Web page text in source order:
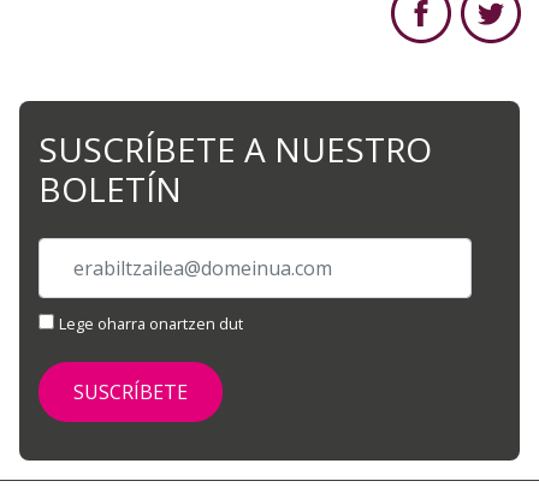
SUSCRÍBETE A NUESTRO
BOLETÍN
Lege oharra onartzen dut